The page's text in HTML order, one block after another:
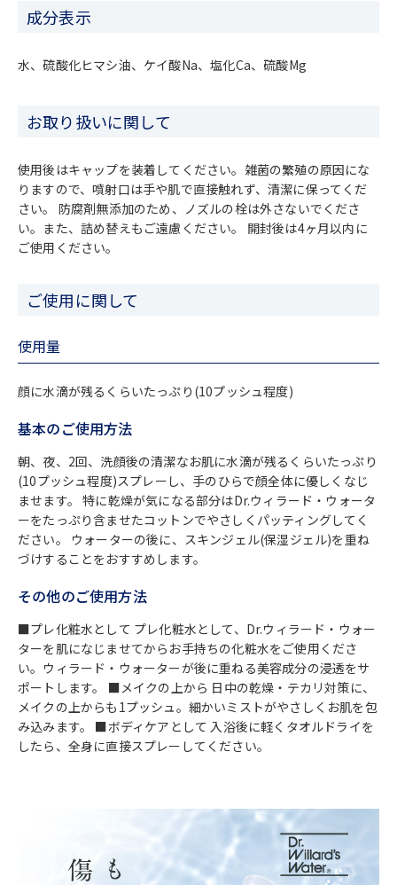
成分表示
水、硫酸化ヒマシ油、ケイ酸Na、塩化Ca、硫酸Mg
お取り扱いに関して
使用後はキャップを装着してください。雑菌の繁殖の原因にな
りますので、噴射口は手や肌で直接触れず、清潔に保ってくだ
さい。 防腐剤無添加のため、ノズルの栓は外さないでくださ
い。また、詰め替えもご遠慮ください。 開封後は4ヶ月以内に
ご使用ください。
ご使用に関して
使用量
顔に水滴が残るくらいたっぷり(10プッシュ程度)
基本のご使用方法
朝、夜、2回、洗顔後の清潔なお肌に水滴が残るくらいたっぷり
(10プッシュ程度)スプレーし、手のひらで顔全体に優しくなじ
ませます。 特に乾燥が気になる部分はDr.ウィラード・ウォータ
ーをたっぷり含ませたコットンでやさしくパッティングしてく
ださい。 ウォーターの後に、スキンジェル(保湿ジェル)を重ね
づけすることをおすすめします。
その他のご使用方法
■プレ化粧水として プレ化粧水として、Dr.ウィラード・ウォー
ターを肌になじませてからお手持ちの化粧水をご使用くださ
い。ウィラード・ウォーターが後に重ねる美容成分の浸透をサ
ポートします。 ■メイクの上から 日中の乾燥・テカリ対策に、
メイクの上からも1プッシュ。細かいミストがやさしくお肌を包
み込みます。 ■ボディケアとして 入浴後に軽くタオルドライを
したら、全身に直接スプレーしてください。